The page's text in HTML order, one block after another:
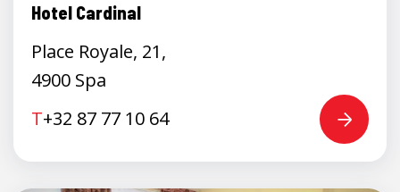
Hotel Cardinal
Place Royale, 21,
4900 Spa
T+32 87 77 10 64